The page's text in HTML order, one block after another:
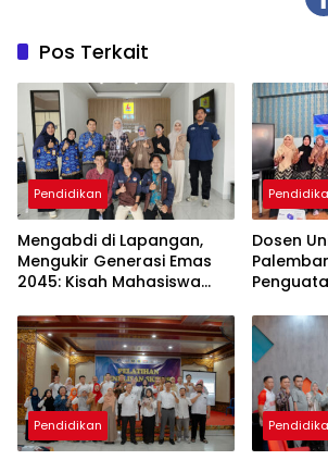
Pos Terkait
Pendidikan
Mengabdi di Lapangan,
Mengukir Generasi Emas
2045: Kisah Mahasiswa
Unsri Magang di PLN UP3
Ogan Ilir
Dosen
Pendidikan